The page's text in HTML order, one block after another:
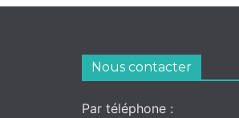
Nous contacter
Par téléphone :